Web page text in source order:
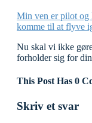
Min ven er pilot og
komme til at flyve
Nu skal vi ikke
forholder sig for
This Post Has 0
Skriv et svar